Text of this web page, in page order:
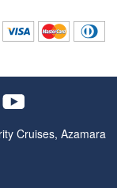
Cruises, Azamara